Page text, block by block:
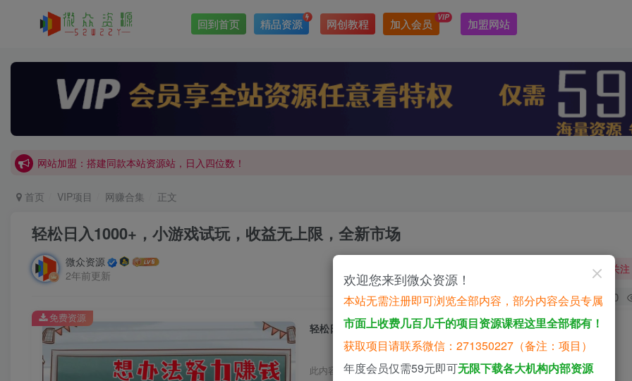
回到首页 精品资源 网创教程 加入会员 VIP 加盟网站
开通会员，无限下载各大机构内部资源，一站式草根创业基地，最新最强网赚教程大全，小投入，大回报！
网站加盟：搭建同款本站资源站，日入四位数！
首页 VIP项目 网赚合集 正文
轻松日入1000+，小游戏试玩，收益无上限，全新市场
微众资源
2年前更新
关注
0
轻松日入1000+，小游戏试玩，收益无上限，全新市场
此内容为免费资源，请登录后查看
免费资源
欢迎您来到微众资源！
本站无需注册即可浏览全部内容，部分内容会员专属
市面上收费几百几千的项目资源课程这里全部都有！
获取项目请联系微信：271350227（备注：项目）
年度会员仅需59元即可无限下载各大机构内部资源